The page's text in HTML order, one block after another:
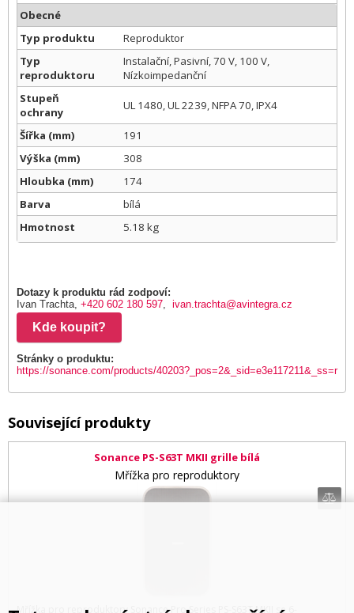
Obecné
Typ produktu
Reproduktor
Typ
reproduktoru
Instalační, Pasivní, 70 V, 100 V,
Nízkoimpedanční
Stupeň
ochrany
UL 1480, UL 2239, NFPA 70, IPX4
Šířka (mm)
191
Výška (mm)
308
Hloubka (mm)
174
Barva
bílá
Hmotnost
5.18 kg
Dotazy k produktu rád zodpoví:
Ivan Trachta, +420 602 180 597, ivan.trachta@avintegra.cz
Kde koupit?
Stránky o produktu:
https://sonance.com/products/40203?_pos=2&_sid=e3e117211&_ss=r
Související produkty
Sonance PS-S63T MKII grille bílá
Mřížka pro reproduktory
Mřížka pro reproduktory Sonance Pro Series PS-S63T MKII se 6-